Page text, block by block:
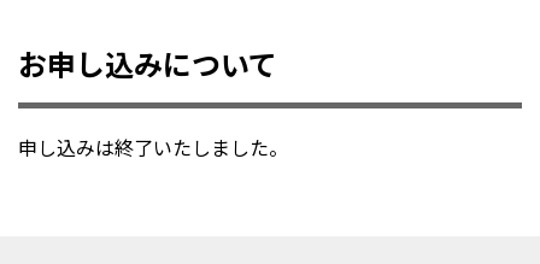
お申し込みについて
申し込みは終了いたしました。